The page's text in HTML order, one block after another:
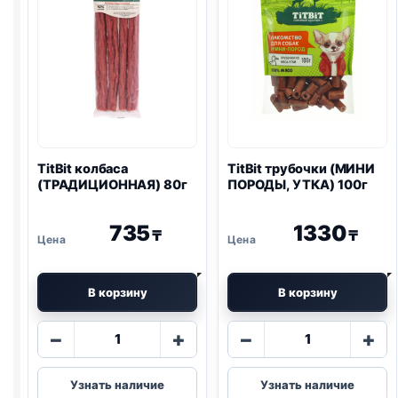
TitBit колбаса
(ТРАДИЦИОННАЯ) 80г
735₸
В корзину
−
Количество
TitBit
колбаса
+
Узнать наличие
TitBit трубочки (МИНИ
ПОРОДЫ, УТКА) 100г
1330₸
В корзину
−
Количество
TitBit
трубочки
+
Узнать наличие